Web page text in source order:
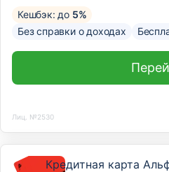
Кешбэк: до 5%
Без справки о доходах
Лиц. №2530
Кредитная карта